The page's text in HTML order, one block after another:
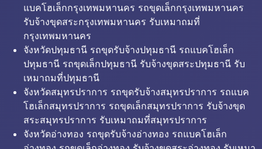
แบคโฮเล็กกรุงเทพมหานคร รถขุดเล็กกรุงเทพมหานคร
รับจ้างขุดสระกรุงเทพมหานคร รับเหมาถมที่
กรุงเทพมหานคร
จังหวัดปทุมธานี รถขุดรับจ้างปทุมธานี รถแบคโฮเล็ก
ปทุมธานี รถขุดเล็กปทุมธานี รับจ้างขุดสระปทุมธานี รับ
เหมาถมที่ปทุมธานี
จังหวัดสมุทรปราการ รถขุดรับจ้างสมุทรปราการ รถแบค
โฮเล็กสมุทรปราการ รถขุดเล็กสมุทรปราการ รับจ้างขุด
สระสมุทรปราการ รับเหมาถมที่สมุทรปราการ
จังหวัดอ่างทอง รถขุดรับจ้างอ่างทอง รถแบคโฮเล็ก